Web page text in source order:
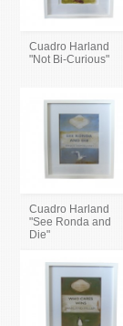
Cuadro Harland
"Not Bi-Curious"
Cuadro Harland
"See Ronda and
Die"